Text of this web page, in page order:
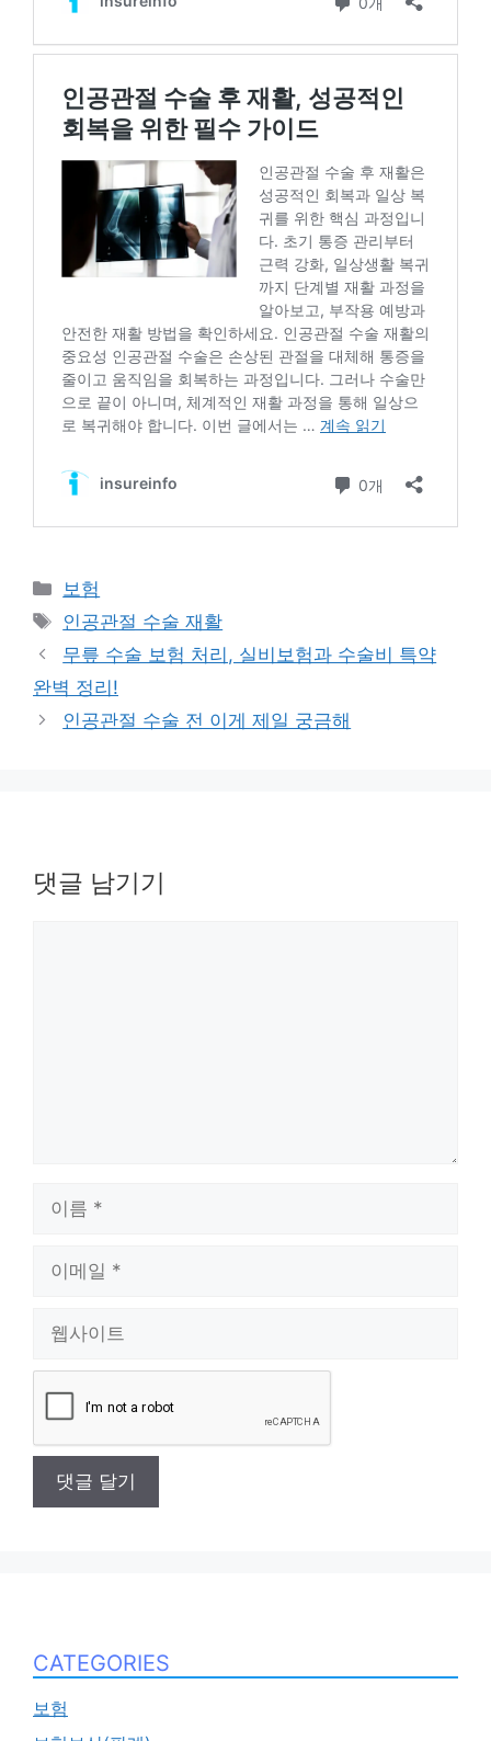
카
테
리
보험
태
그
인공관절 수술 재활
무릎 수술 보험 처리, 실비보험과 수술비 특약
완벽 정리!
인공관절 수술 전 이게 제일 궁금해
댓글 남기기
이
트
CATEGORIES
보험